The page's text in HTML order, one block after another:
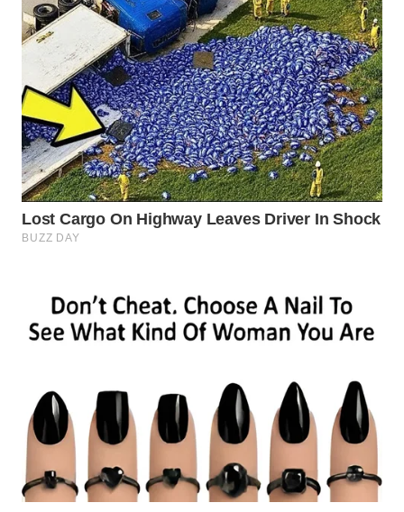
BORNEO
Wahana
Group
WAHANA
NEWS
WAHANA
TANI
WAHANA
WAHANA
KONSUMEN
LISTRIK